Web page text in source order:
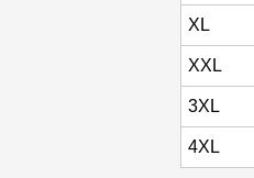
XL
XXL
3XL
4XL